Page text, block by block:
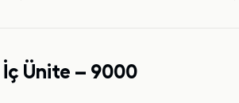
Ünite – 9000